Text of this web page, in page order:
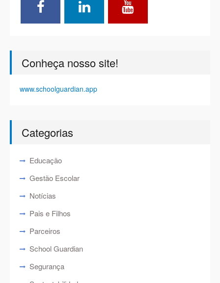
Conheça nosso site!
www.schoolguardian.app
Categorias
Educação
Gestão Escolar
Notícias
Pais e Filhos
Parceiros
School Guardian
Segurança